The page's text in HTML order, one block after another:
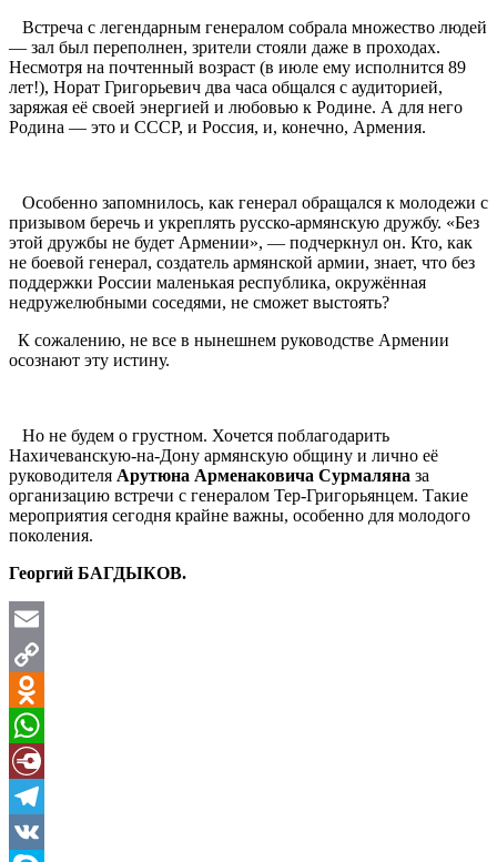
Встреча с легендарным генералом собрала множество людей
— зал был переполнен, зрители стояли даже в проходах.
Несмотря на почтенный возраст (в июле ему исполнится 89
лет!), Норат Григорьевич два часа общался с аудиторией,
заряжая её своей энергией и любовью к Родине. А для него
Родина — это и СССР, и Россия, и, конечно, Армения.
Особенно запомнилось, как генерал обращался к молодежи с
призывом беречь и укреплять русско-армянскую дружбу. «Без
этой дружбы не будет Армении», — подчеркнул он. Кто, как
не боевой генерал, создатель армянской армии, знает, что без
поддержки России маленькая республика, окружённая
недружелюбными соседями, не сможет выстоять?
К сожалению, не все в нынешнем руководстве Армении
осознают эту истину.
Но не будем о грустном. Хочется поблагодарить
Нахичеванскую-на-Дону армянскую общину и лично её
руководителя Арутюна Арменаковича Сурмаляна за
организацию встречи с генералом Тер-Григорьянцем. Такие
мероприятия сегодня крайне важны, особенно для молодого
поколения.
Георгий БАГДЫКОВ.
Email
Copy
Link
Odnoklassniki
WhatsApp
Diary.Ru
Telegram